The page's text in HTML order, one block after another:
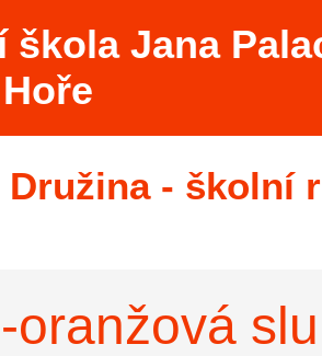
škola Jana
Družina - školní
oranžová